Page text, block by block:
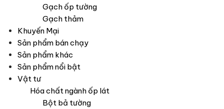
Gạch ốp tường
Gạch thảm
Khuyến Mại
Sản phẩm bán chạy
Sản phẩm khác
Sản phẩm nổi bật
Vật tư
Hóa chất ngành ốp lát
Bột bả tường